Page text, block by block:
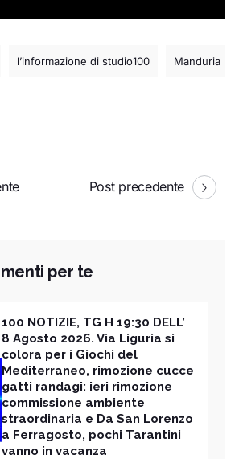
l’informazione di studio100 Manduria
Post precedente
per te
100 NOTIZIE, TG H 19:30 DELL’
8 Agosto 2026. Via Liguria si
colora per i Giochi del
Mediterraneo, rimozione cucce
gatti randagi: ieri rimozione
commissione ambiente
straordinaria e Da San Lorenzo
a Ferragosto, pochi Tarantini
vanno in vacanza